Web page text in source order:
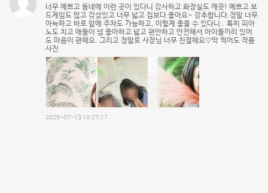
너무 예쁘고 동네에 이런 곳이 있다니 감사하고 화장실도 깨끗! 예쁘고 보
드게임도 많고 감성있고 너무 넓고 집보다 좋아요~ 강추합니다.정말 너무
아늑하고 바로 앞에 주차도 가능하고, 이렇게 좋을 수 있다니.. 특히 피아
노도 치고 애들이 넘 좋아하고 넓고 편안하고 안전해서 아이들끼리 있어
도 마음이 편해요. 그리고 정말로 사장님 너무 친절해요♡막 찍어도 작품
사진
2025-07-13 10:27:17